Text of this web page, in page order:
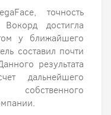
точность
Вокорд достигла
у ближайшего
составил почти
результата
дальнейшего